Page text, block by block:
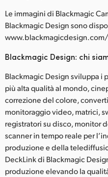
Le immagini di Blackmagic
Blackmagic Design sono
Blackmagic Design: chi
Blackmagic Design sviluppa
più alta qualità al mondo,
correzione del colore,
monitoraggio video, matrici,
registratori su disco, monitor
scanner in tempo reale per
produzione e della
DeckLink di Blackmagic
produzione elevando la